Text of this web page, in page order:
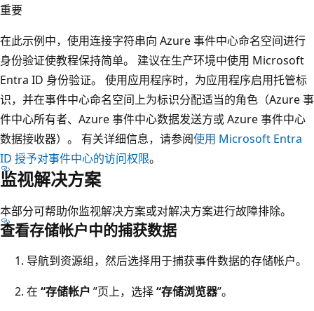
重要
在此示例中，使用连接字符串向 Azure 事件中心命名空间进行
身份验证使教程保持简单。 建议在生产环境中使用 Microsoft
Entra ID 身份验证。 使用应用程序时，为应用程序启用托管标
识，并在事件中心命名空间上为标识分配适当的角色（Azure 事
件中心所有者、Azure 事件中心数据发送方或 Azure 事件中心
数据接收器）。 有关详细信息，请参阅使用 Microsoft Entra
ID 授予对事件中心的访问权限。
监视解决方案
本部分可帮助你监视解决方案或对解决方案进行故障排除。
查看存储帐户中的捕获数据
导航到资源组，然后选择用于捕获事件数据的存储帐户。
在 “存储帐户 ”页上，选择“存储浏览器”。